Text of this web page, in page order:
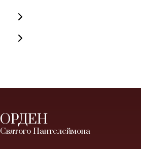
ОРДЕН
Святого Пантелеймона